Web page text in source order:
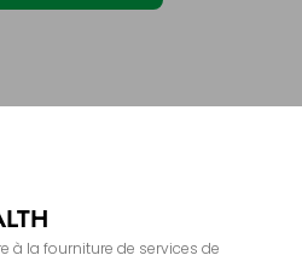
à la fourniture de services de